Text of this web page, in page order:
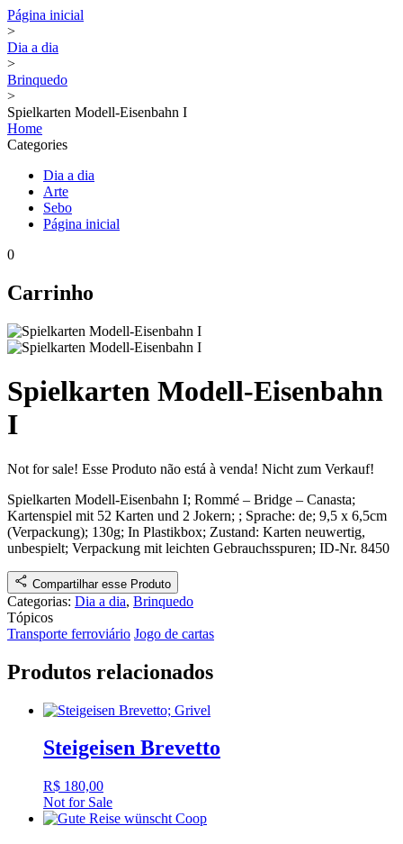
Página inicial
>
Dia a dia
>
Brinquedo
>
Spielkarten Modell-Eisenbahn I
Home
Categories
Dia a dia
Arte
Sebo
Página inicial
0
Carrinho
Spielkarten Modell-Eisenbahn
I
Not for sale! Esse Produto não está à venda! Nicht zum Verkauf!
Spielkarten Modell-Eisenbahn I; Rommé – Bridge – Canasta;
Kartenspiel mit 52 Karten und 2 Jokern; ; Sprache: de; 9,5 x 6,5cm
(Verpackung); 130g; In Plastikbox; Zustand: Karten neuwertig,
unbespielt; Verpackung mit leichten Gebrauchsspuren; ID-Nr. 8450
Compartilhar esse Produto
Categorias: Dia a dia, Brinquedo
Tópicos
Transporte ferroviário Jogo de cartas
Produtos relacionados
Steigeisen Brevetto
R$ 180,00
Not for Sale